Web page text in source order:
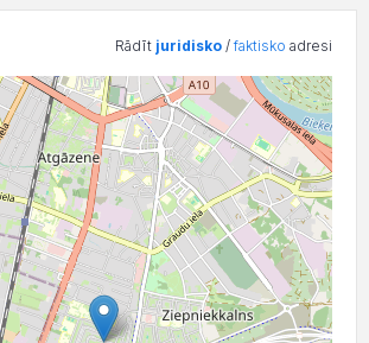
Rādīt juridisko /faktisko adresi